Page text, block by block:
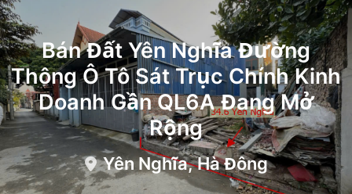
Bán Đất Yên Nghĩa Đường
Thông Ô Tô Sát Trục Chính Kinh
Doanh Gần QL6A Đang Mở
Rộng
Yên Nghĩa, Hà Đông